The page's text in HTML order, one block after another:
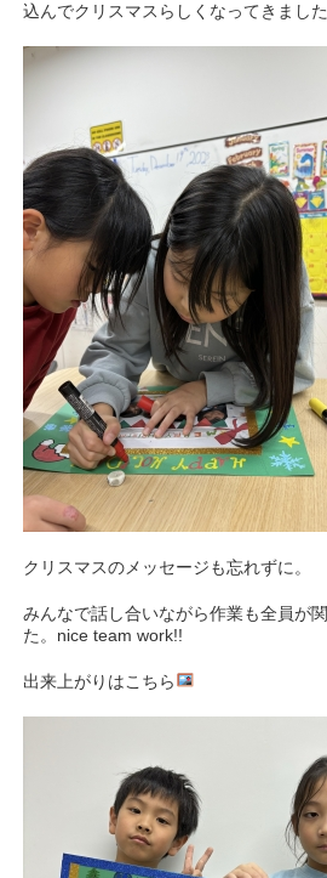
込んでクリスマスらしくなってきました
クリスマスのメッセージも忘れずに。
みんなで話し合いながら作業も全員が
た。nice team work!!
出来上がりはこちら